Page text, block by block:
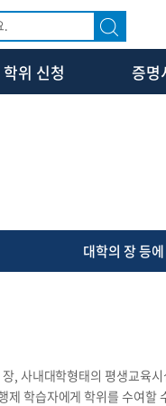
학위 신청 증명
대학의 장 등
, 사내대학형태의 평생교육
제 학습자에게 학위를 수여할